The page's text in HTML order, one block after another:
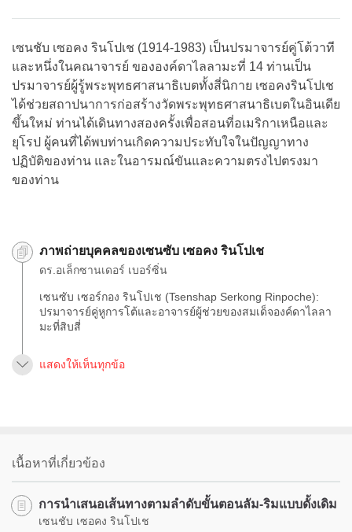
facebook
เซนชับ เซอคง รินโปเช (1914-1983) เป็นปรมาจารย์คู่โต้วาที
และหนึ่งในคณาจารย์ ขององค์ดาไลลามะที่ 14 ท่านเป็น
ปรมาจารย์ผู้รู้พระพุทธศาสนาธิเบตทั้งสี่นิกาย เซอคงรินโปเช
ได้ช่วยสถาปนาการก่อสร้างวัดพระพุทธศาสนาธิเบตในอินเดีย
ขึ้นใหม่ ท่านได้เดินทางสองครั้งเพื่อสอนที่อเมริกาเหนือและ
ยุโรป ผู้คนที่ได้พบท่านเกิดความประทับใจในปัญญาทาง
ปฏิบัติของท่าน และในอารมณ์ขันและความตรงไปตรงมา
ของท่าน
ภาพถ่ายบุคคลของเซนซับ เซอคง รินโปเช
ดร.อเล็กซานเดอร์ เบอร์ซิ่น
เซนซับ เซอร์กอง รินโปเช (Tsenshap Serkong Rinpoche):
ปรมาจารย์คู่หูการโต้และอาจารย์ผู้ช่วยของสมเด็จองค์ดาไลลา
มะที่สิบสี่
แสดงให้เห็นทุกข้อ
เนื้อหาที่เกี่ยวข้อง
การนำเสนอเส้นทางตามลำดับขั้นตอนลัม-ริมแบบดั้งเดิม
เซนชับ เซอคง รินโปเช